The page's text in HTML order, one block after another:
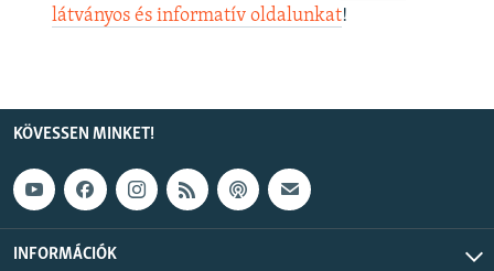
látványos és informatív oldalunkat! ​
KÖVESSEN MINKET!
INFORMÁCIÓK